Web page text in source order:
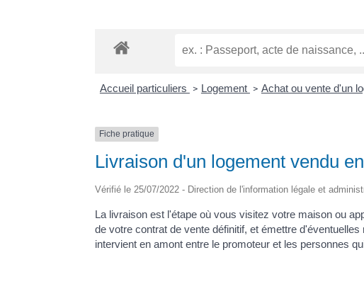
Accueil particuliers > Logement > Achat ou vente d'un
Fiche pratique
Livraison d'un logement vendu
Vérifié le 25/07/2022 - Direction de l'information légale et
La livraison est l'étape où vous visitez votre maison ou
de votre contrat de vente définitif, et émettre
intervient en amont entre le promoteur et les personnes